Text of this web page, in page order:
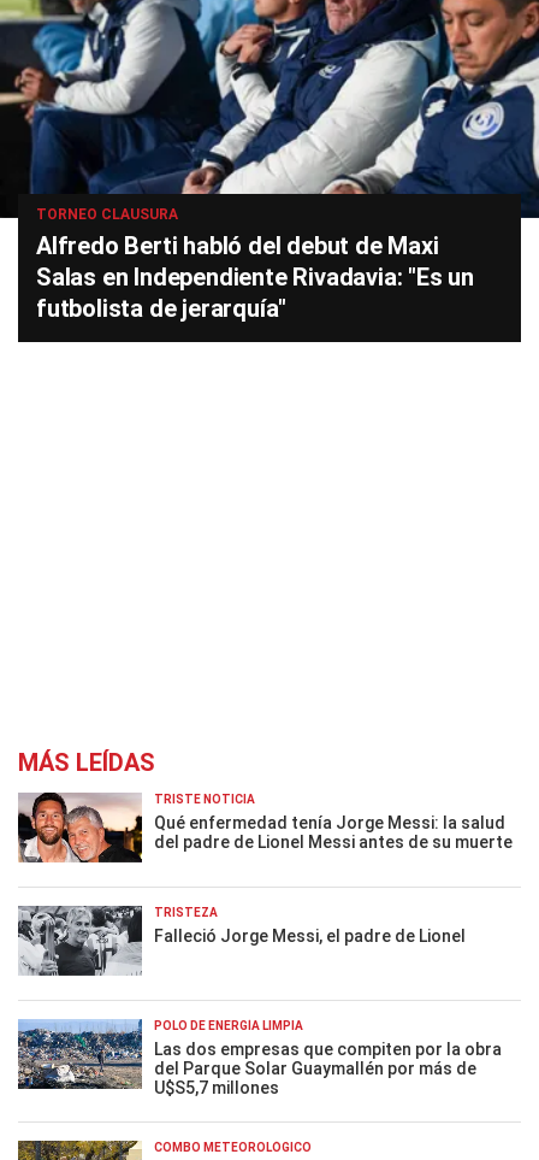
TORNEO CLAUSURA
Alfredo Berti habló del debut de Maxi
Salas en Independiente Rivadavia: "Es un
futbolista de jerarquía"
MÁS LEÍDAS
TRISTE NOTICIA
Qué enfermedad tenía Jorge Messi: la salud
del padre de Lionel Messi antes de su muerte
TRISTEZA
Falleció Jorge Messi, el padre de Lionel
POLO DE ENERGÍA LIMPIA
Las dos empresas que compiten por la obra
del Parque Solar Guaymallén por más de
U$S5,7 millones
COMBO METEOROLÓGICO